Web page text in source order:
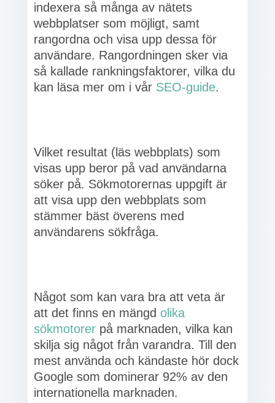
indexera så många av nätets
webbplatser som möjligt, samt
rangordna och visa upp dessa för
användare. Rangordningen sker via
så kallade rankningsfaktorer, vilka du
kan läsa mer om i vår SEO-guide.
Vilket resultat (läs webbplats) som
visas upp beror på vad användarna
söker på. Sökmotorernas uppgift är
att visa upp den webbplats som
stämmer bäst överens med
användarens sökfråga.
Något som kan vara bra att veta är
att det finns en mängd olika
sökmotorerpå marknaden, vilka kan
skilja sig något från varandra. Till den
mest använda och kändaste hör dock
Google som dominerar 92% av den
internationella marknaden.